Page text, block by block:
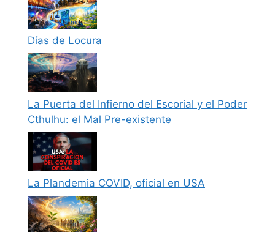
Días de Locura
La Puerta del Infierno del Escorial y el Poder
Cthulhu: el Mal Pre-existente
La Plandemia COVID, oficial en USA